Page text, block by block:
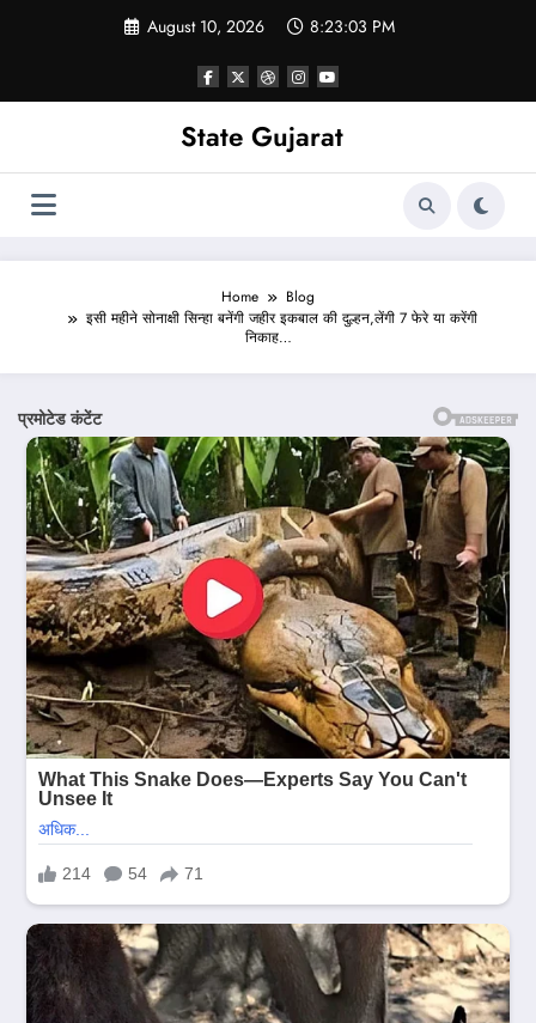
August 10, 2026 8:23:05 PM
State Gujarat
Home
Blog
इसी महीने सोनाक्षी सिन्हा बनेंगी जहीर इकबाल की दुल्हन,लेंगी 7 फेरे या करेंगी
निकाह…